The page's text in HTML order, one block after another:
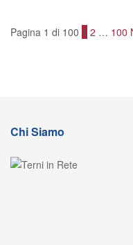
Pagina 1 di 100 1 2 … 100
Chi Siamo